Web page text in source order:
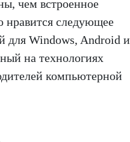
чем встроенное
нравится следующее
для Windows, Android и
на технологиях
компьютерной